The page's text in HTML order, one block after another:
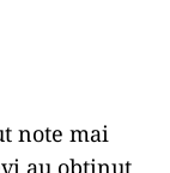
note mai
au obţinut